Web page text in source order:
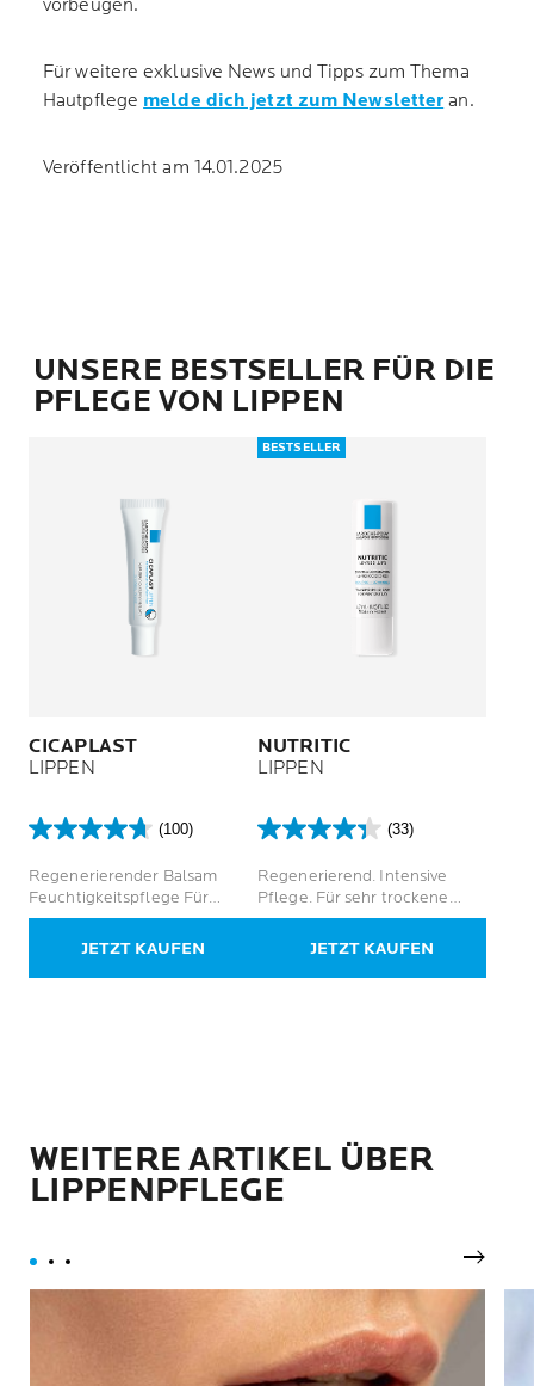
vorbeugen.
Für weitere exklusive News und Tipps zum Thema
Hautpflege melde dich jetzt zum Newsletter an.
Veröffentlicht am 14.01.2025
UNSERE BESTSELLER FÜR DIE
PFLEGE VON LIPPEN
CICAPLAST
LIPPEN
(100)
4.7
5
Sternen.
Bewertungen
Regenerierender Balsam
Feuchtigkeitspflege Für
gereizte Lippen
JETZT KAUFEN
BESTSELLER
NUTRITIC
LIPPEN
(33)
4.4
5
Sternen.
Bewertungen
Regenerierend. Intensive
Pflege. Für sehr trockene
Lippen.
JETZT KAUFEN
WEITERE ARTIKEL ÜBER
LIPPENPFLEGE